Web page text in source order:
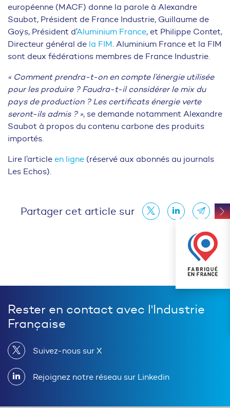
européenne (MACF) donne la parole à Alexandre
Saubot, Président de France Industrie, Guillaume de
Goÿs, Président d’Aluminium France, et Philippe Contet,
Directeur général de la FIM . Aluminium France et la FIM
sont deux fédérations membres de France Industrie.
« Comment prendra-t-on en compte l’énergie utilisée
pour les produire ? Faudra-t-il considérer le mix du
pays de production ? Les certificats énergie verte
seront-ils admis ? », se demande notamment Alexandre
Saubot à propos du contenu carbone des produits
importés.
Lire l’article en ligne (réservé aux abonnés au journals
Les Echos).
Partager cet article sur
Rester en contact avec l'Industrie
Française
Suivez-nous sur X
Rejoignez notre réseau sur Linkedin